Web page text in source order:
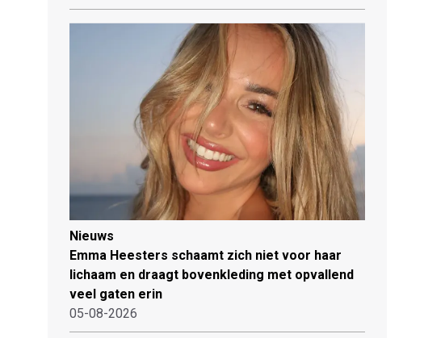
Nieuws
Emma Heesters schaamt zich niet voor haar
lichaam en draagt bovenkleding met opvallend
veel gaten erin
05-08-2026